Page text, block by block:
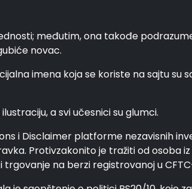
međutim, ona takođe
novac.
imena koja se koriste na sajtu su
a svi učesnici su glumci.
i Disclaimer platforme nezavisnih
Protivzakonito je tražiti od osoba
na berzi registrovanoj u